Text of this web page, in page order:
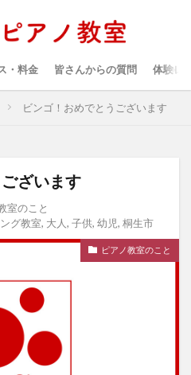
・料金 皆さんからの質問 体験レ
ビンゴ！おめでとうございます
ざいます
室のこと
グ教室, 大人, 子供, 幼児, 桐生市
ピアノ教室のこと